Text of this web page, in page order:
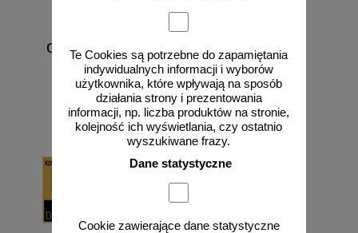
Te Cookies są potrzebne do zapamiętania
indywidualnych informacji i wyborów
użytkownika, które wpływają na sposób
działania strony i prezentowania
informacji, np. liczba produktów na stronie,
kolejność ich wyświetlania, czy ostatnio
wyszukiwane frazy.
Dane statystyczne
Cookie zawierające dane statystyczne
od 6226,88 zł
5062,50 zł netto
do koszyka zobacz